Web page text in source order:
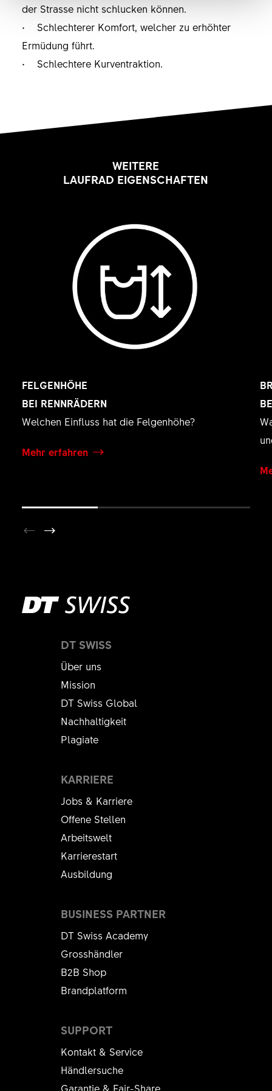
der Strasse nicht schlucken können.
• Schlechterer Komfort, welcher zu erhöhter
Ermüdung führt.
• Schlechtere Kurventraktion.
WEITERE
LAUFRAD EIGENSCHAFTEN
FELGENHÖHE
BEI RENNRÄDERN
Welchen Einfluss hat die Felgenhöhe?
Mehr erfahren
DT SWISS
Über uns
Mission
DT Swiss Global
Nachhaltigkeit
Plagiate
KARRIERE
Jobs & Karriere
Offene Stellen
Arbeitswelt
Karrierestart
Ausbildung
SUPPORT
Kontakt & Service
Händlersuche
Garantie & Fair-Share
BUSINESS PARTNER
DT Swiss Academy
Grosshändler
B2B Shop
Brandplatform